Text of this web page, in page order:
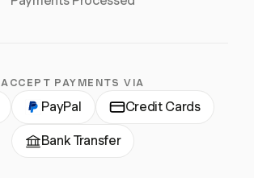
ACCEPT PAYMENTS VIA
PayPal Credit Cards
Bank Transfer